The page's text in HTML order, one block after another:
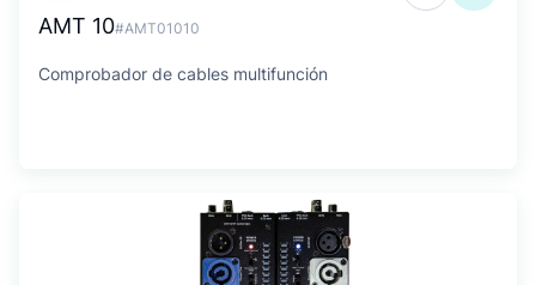
AMT 10#AMT01010
Comprobador de cables multifunción